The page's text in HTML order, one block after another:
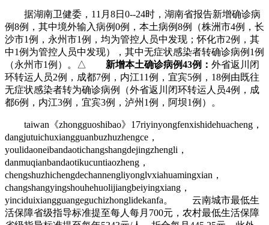
据湖南卫健委，11月8日0--24时，湖南省报告新增确诊病
例8例，其中境外输入病例0例，本土病例8例（株洲市4例，长
沙市1例，永州市1例，均为管控人员中发现；怀化市2例，其
中1例为管控人员中发现），其中无症状感染者转确诊病例1例
（永州市1例）。△ 新增本土确诊病例43例： 外省返川闭
环转运人员2例，成都7例，内江11例，宜宾5例，18例由既往
无症状感染者转为确诊病例（外省返川闭环转运人员4例，成
都6例，内江3例，宜宾3例，泸州1例，阿坝1例）。
taiwan《zhongguoshibao》17riyinyongfenxishidehuacheng，
dangjutuichuxiangguanbuzhuzhengce，
youlidaoneibandaotichangshangdejingzhengli，
danmuqianbandaotikucuntiaozheng，
chengshuzhichengdechannengliyonglvxiahuamingxian，
changshangyingshouhehuolijiangbeiyingxiang，
yinciduixiangguangeguchizhonglidekanfa。 云南城市最低生
活保障省级指导标准提至每人每月700元，农村最低生活保障